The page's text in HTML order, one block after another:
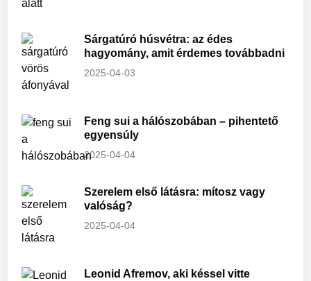
Sárgatúró húsvétra: az édes
hagyomány, amit érdemes továbbadni
2025-04-03
Feng sui a hálószobában – pihentető
egyensúly
2025-04-04
Szerelem első látásra: mítosz vagy
valóság?
2025-04-04
Leonid Afremov, aki késsel vitte